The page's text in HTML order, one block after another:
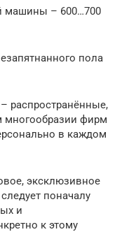
машины – 600…700
пола
распространённые,
многообразии фирм
в каждом
эксклюзивное
поначалу
и
к этому